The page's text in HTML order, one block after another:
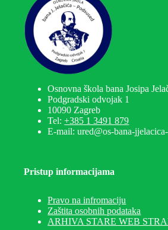
Osnovna škola bana Josipa
Podgradski odvojak 1
10090 Zagreb
Tel:+385 1 3491 879
E-mail: ured@os-bana-
Pristup informacijama
Pravo na infromaciju
Zaštita osobnih podataka
ARHIVA STARE WEB